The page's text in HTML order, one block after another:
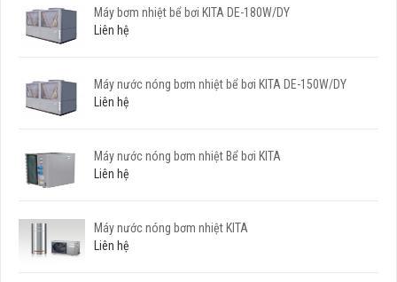
Máy bơm nhiệt bể bơi KITA DE-180W/DY
Liên hệ
Máy nước nóng bơm nhiệt bể bơi KITA DE-150W/DY
Liên hệ
Máy nước nóng bơm nhiệt Bể bơi KITA
Liên hệ
Máy nước nóng bơm nhiệt KITA
Liên hệ